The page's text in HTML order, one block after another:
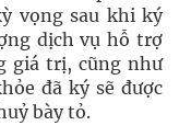
vọng sau khi ký
dịch vụ hỗ trợ
giá trị, cũng như
đã ký sẽ được
bày tỏ.